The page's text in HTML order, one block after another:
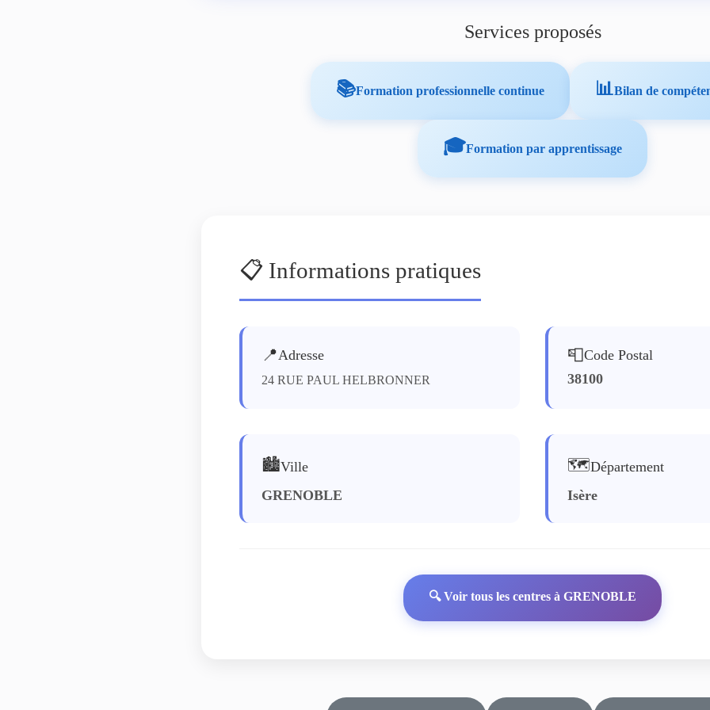
Services proposés
📚Formation professionnelle continue 📊Bilan de
🎓Formation par apprentissage
📋 Informations pratiques
📍Adresse
24 RUE PAUL HELBRONNER
📮Code Postal
38100
🏙️Ville
GRENOBLE
🗺️Département
Isère
🔍 Voir tous les centres à GRENOBLE